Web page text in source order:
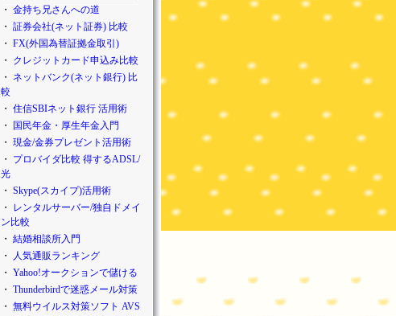
・ 金持ち兄さんへの道
・ 証券会社(ネット証券) 比較
・ FX(外国為替証拠金取引)
・ クレジットカード申込み比較
・ ネットバンク(ネット銀行) 比
較
・ 住信SBIネット銀行 活用術
・
国民年金・厚生年金入門
・ 現金/金券プレゼント活用術
・ プロバイダ比較 得するADSL/
光
・ Skype(スカイプ)活用術
・ レンタルサーバー/独自ドメイ
ン比較
・ 結婚相談所入門
・
人気通販ランキング
・ Yahoo!オークションで儲ける
・ Thunderbirdで迷惑メール対策
・ 無料ウイルス対策ソフト AVS